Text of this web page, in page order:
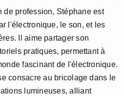
de profession, Stéphane est
l'électronique, le son, et les
Il aime partager son
pratiques, permettant à
fascinant de l'électronique.
consacre au bricolage dans le
lumineuses, alliant